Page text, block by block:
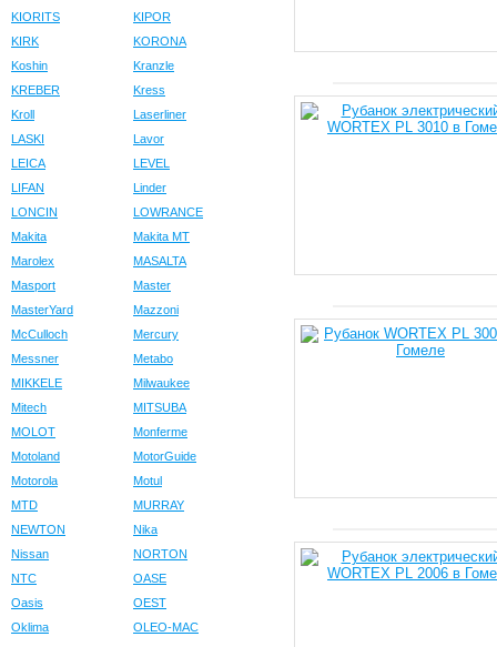
KIORITS
KIPOR
KIRK
KORONA
Koshin
Kranzle
KREBER
Kress
Kroll
Laserliner
LASKI
Lavor
LEICA
LEVEL
LIFAN
Linder
LONCIN
LOWRANCE
Makita
Makita MT
Marolex
MASALTA
Masport
Master
MasterYard
Mazzoni
McCulloch
Mercury
Messner
Metabo
MIKKELE
Milwaukee
Mitech
MITSUBA
MOLOT
Monferme
Motoland
MotorGuide
Motorola
Motul
MTD
MURRAY
NEWTON
Nika
Nissan
NORTON
NTC
OASE
Oasis
OEST
Oklima
OLEO-MAC